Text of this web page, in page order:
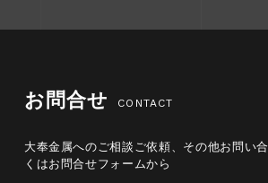
お問合せ CONTACT
大奉金属へのご相談ご依頼、その他お問い
くはお問合せフォームから